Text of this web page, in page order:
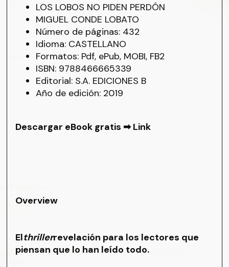
LOS LOBOS NO PIDEN PERDÓN
MIGUEL CONDE LOBATO
Número de páginas: 432
Idioma: CASTELLANO
Formatos: Pdf, ePub, MOBI, FB2
ISBN: 9788466665339
Editorial: S.A. EDICIONES B
Año de edición: 2019
Descargar eBook gratis ➡Link
Overview
Elthrillerrevelación para los lectores que
piensan que lo han leído todo.